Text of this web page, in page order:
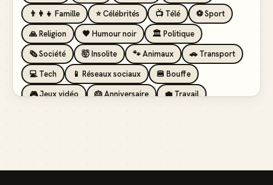
👨‍👩‍👧 Famille
⭐ Célébrités 📺 Télé
⚽ Sport
🙏 Religion
🖤 Humour noir
🏛️ Politique
🗞️ Société
🤯 Insolite 🐾 Animaux
🚗 Transport
💻 Tech
📱 Réseaux sociaux
🍔 Bouffe
🎮 Jeux vidéo
🎂 Anniversaire
💼 Travail